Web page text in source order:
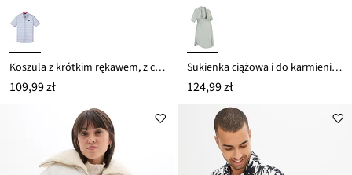
Koszula z krótkim rękawem, z czystej bawełny
109,99 zł
Sukienka ciążowa i do karmienia, z lejącej wiskozy
124,99 zł